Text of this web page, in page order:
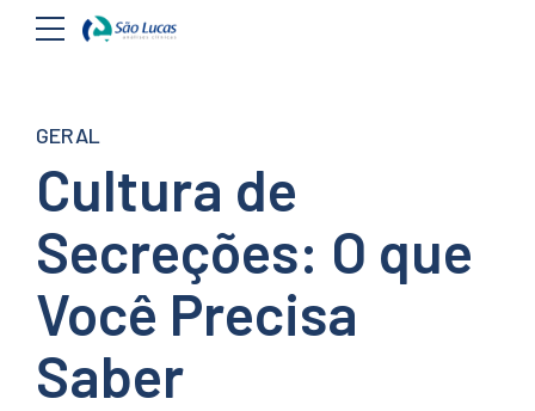
GERAL
Cultura de
Secreções: O que
Você Precisa
Saber